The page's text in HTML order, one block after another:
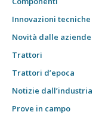
Innovazioni tecniche
Novità dalle aziende
Trattori
Trattori d’epoca
Notizie dall’industria
Prove in campo